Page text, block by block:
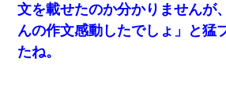
日航機墜落事故の「ここからは日本語で大
感がヤバイ・・・
文を載せたのか分かりません
んの作文感動したでしょ」と猛
たね。